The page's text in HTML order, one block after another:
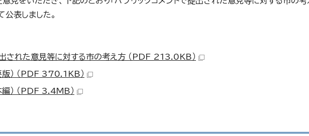
公表しました。
出された意見等に対する市の考え方 （PDF 213.0KB）
） （PDF 370.1KB）
） （PDF 3.4MB）